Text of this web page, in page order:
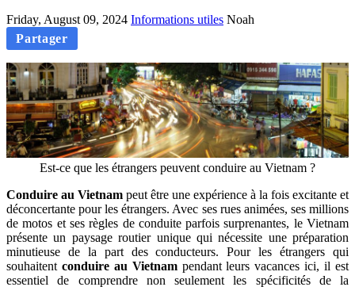
Friday, August 09, 2024 Informations utiles Noah
Partager
Est-ce que les étrangers peuvent conduire au Vietnam ?
Conduire au Vietnam peut être une expérience à la fois excitante et
déconcertante pour les étrangers. Avec ses rues animées, ses millions
de motos et ses règles de conduite parfois surprenantes, le Vietnam
présente un paysage routier unique qui nécessite une préparation
minutieuse de la part des conducteurs. Pour les étrangers qui
souhaitent conduire au Vietnampendant leurs vacances ici, il est
essentiel de comprendre non seulement les spécificités de la